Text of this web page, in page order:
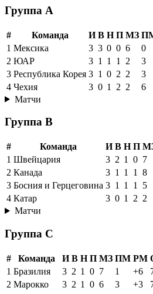
Группа A
# Команда И В Н П МЗ
1 Мексика 3 3 0 0 6 0
2 ЮАР 3 1 1 1 2 3
3 Республика Корея 3 1 0 2 2 3
4 Чехия 3 0 1 2 2 6
Матчи
Группа B
# Команда И В Н П
1 Швейцария 3 2 1 0 7
2 Канада 3 1 1 1 8
3 Босния и Герцеговина 3 1 1 1 5
4 Катар 3 0 1 2 2
Матчи
Группа C
# Команда И В Н П МЗ ПМ РМ
1 Бразилия 3 2 1 0 7 1 +6
2 Марокко 3 2 1 0 6 3 +3